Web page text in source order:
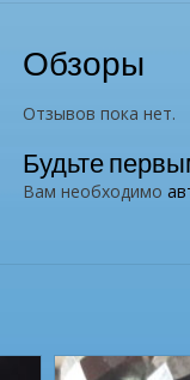
Обзоры
Отзывов пока нет.
Будьте
Вам необходимо